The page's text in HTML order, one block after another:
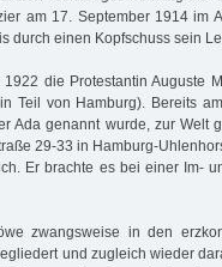
am 17. September 1914 im
durch einen Kopfschuss sein
die Protestantin Auguste
Teil von Hamburg). Bereits
Ada genannt wurde, zur Welt
29-33 in Hamburg-
Er brachte es bei einer Im-
zwangsweise in den
und zugleich wieder